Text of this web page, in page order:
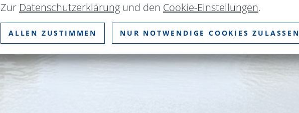
Zur Datenschutzerklärung und den Cookie-Einstellungen.
ALLEN ZUSTIMMEN NUR NOTWENDIGE COOKIES ZULASSEN